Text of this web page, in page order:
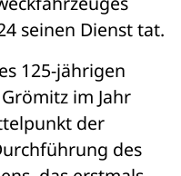
seinen Dienst tat.
125-jährigen
im Jahr
der
des